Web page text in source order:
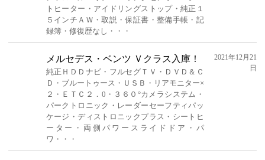
トヒーター・アイドリングストップ・純正１
５インチＡＷ・取説・保証書・整備手帳・記
録簿・修復歴なし・・・
メルセデス・ベンツ Ｖクラス入庫！
純正ＨＤＤナビ・フルセグＴＶ・ＤＶＤ＆Ｃ
Ｄ・ブルートゥース・ＵＳＢ・リアモニター×
２・ＥＴＣ２．0・３６０°カメラシステム・
パークトロニック・レーダーセーフティパッ
ケージ・ディストロニックプラス・シートヒ
ーター・両側パワースライドドア・パ
ワ・・・
2021年12月21
日